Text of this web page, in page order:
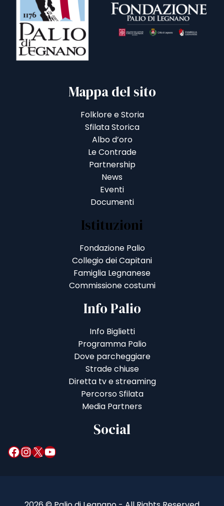
Mappa del sito
Folklore e Storia
Sfilata Storica
Albo d’oro
Le Contrade
Partnership
News
Eventi
Documenti
Istituzioni
Fondazione Palio
Collegio dei Capitani
Famiglia Legnanese
Commissione costumi
Info Palio
Info Biglietti
Programma Palio
Dove parcheggiare
Strade chiuse
Diretta tv e streaming
Percorso Sfilata
Media Partners
Social
Facebook InstagramX YouTube